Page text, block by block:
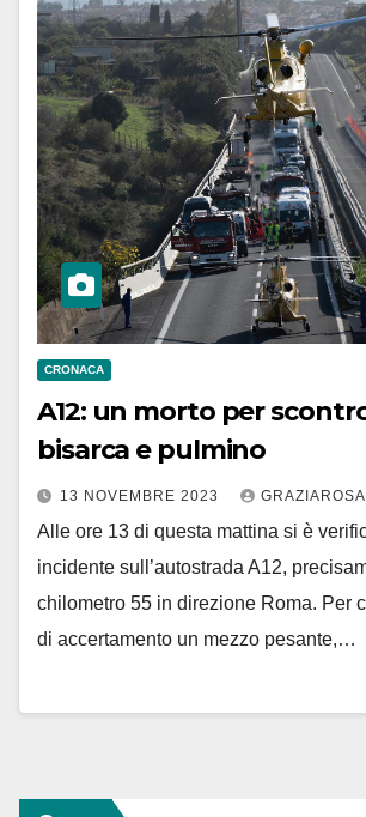
CRONACA
A12: un morto per
bisarca e pulmino
13 NOVEMBRE 2023 GRAZIAROSA
Alle ore 13 di questa mattina si è
incidente sull’autostrada A12,
chilometro 55 in direzione Roma. Per
di accertamento un mezzo pesante,…